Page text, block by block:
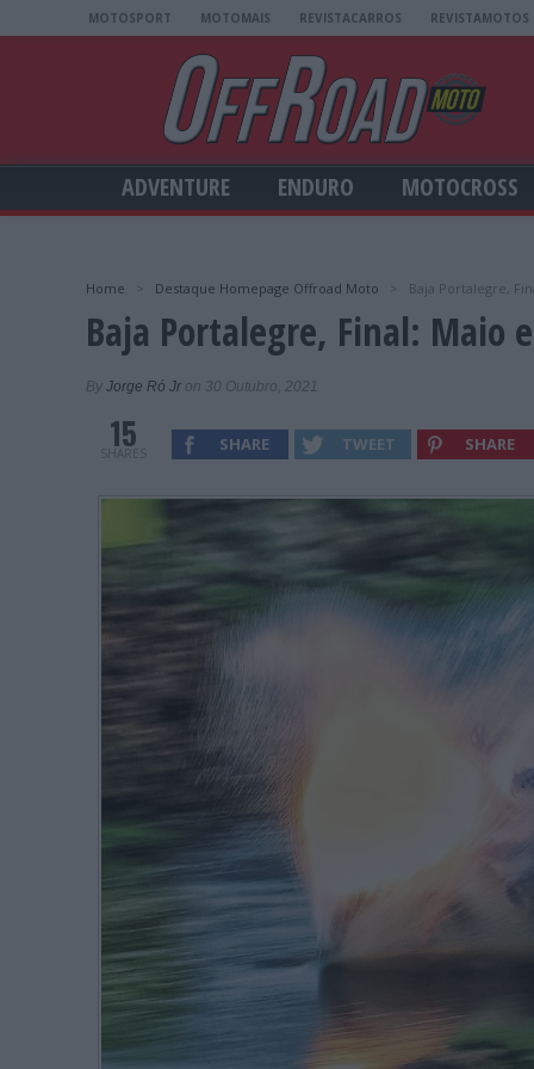
MOTOSPORT MOTOMAIS REVISTACARROS REVISTAMOTOS
ADVENTURE ENDURO MOTOCROSS
Home Destaque Homepage Offroad Moto Baja Portalegre,
Baja Portalegre, Final: Maio
By Jorge Ró Jr on 30 Outubro, 2021
15
SHARES SHARE TWEET SHARE